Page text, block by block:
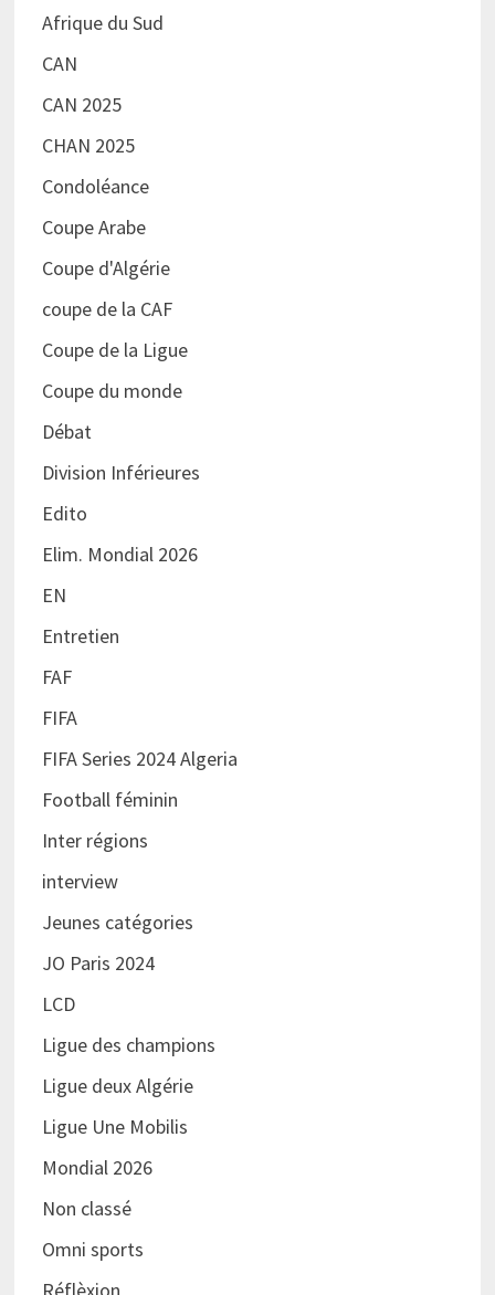
Afrique du Sud
CAN
CAN 2025
CHAN 2025
Condoléance
Coupe Arabe
Coupe d'Algérie
coupe de la CAF
Coupe de la Ligue
Coupe du monde
Débat
Division Inférieures
Edito
Elim. Mondial 2026
EN
Entretien
FAF
FIFA
FIFA Series 2024 Algeria
Football féminin
Inter régions
interview
Jeunes catégories
JO Paris 2024
LCD
Ligue des champions
Ligue deux Algérie
Ligue Une Mobilis
Mondial 2026
Non classé
Omni sports